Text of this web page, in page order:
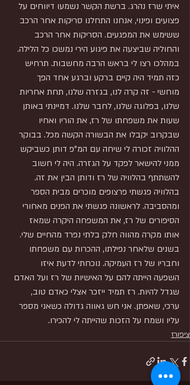
איתי שרז נהרג. ברשת הקשר נשמעו דיווחים על
פצועים ופינוי, אנחנו התחלנו סריקות אחר הרכב
ששימש את המפגעים. הסריקות אחר הרכב
והחוליה שביצעה את פיגוע הירי נמשכו כל הלילה.
במהלכו רצו לי בראש הרבה מחשבות. תרחיש
כזה תמיד היה קיים ברקע וברגע אחד הפך
מוחשי - זה קרה לנו, בגזרה שלנו, תחת אחריות
שלנו, בפלוגה שלנו, לחבר שלנו. דמיינתי באותן
שעות את משפחתו של רז, את הוריו ואחיו
שבקרוב יקבלו את הבשורה הקשה מכל. בבוקר
ההלוויה זכורה לי שיחה עם המ"פ דותן כשביקש
ממני להישאר לפקד על הגזרה. היה לי חשוב
להשתתף בהלוויה של רז ודותן הבין את זה.
בהלוויה פגשתי פרצופים מוכרים מבית הספר
ומהסביבה. לראשונה פגשתי את הפנים מאחורי
הסיפורים של רז, את המשפחה היקרה שמאז
אותו מקרה מהווה חלק בלתי נפרד מהחיים שלי.
בשנים שלאחר נפילתו, ההכרות עם משפחתו
וחבריו של רז העמיקה. נוכחתי לדעת איזו
השפעה הייתה להם על האישיות של רז ועל האדם
שגדל להיות. רז תמיד ייזכר אצלי כאדם טוב,
ערכי, שאפתן. אני חש גאווה גדולה כשאני מספר
עליו ושמח על הזכות שהייתה לי להכירו.
ציפורז